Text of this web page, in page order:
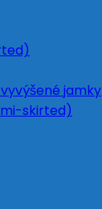
jamky
skirted)